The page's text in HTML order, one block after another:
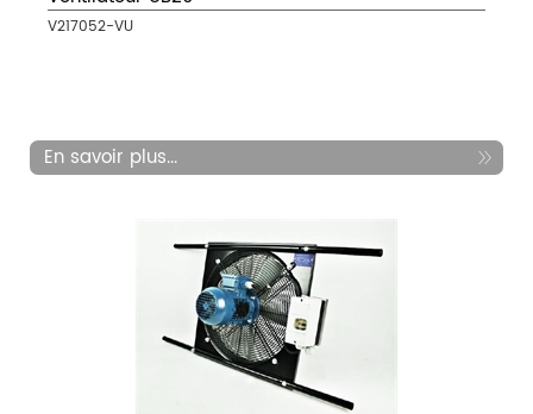
V217052-VU
En savoir plus...